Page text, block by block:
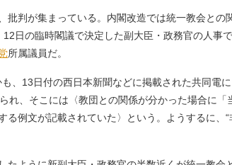
批判が集まっている。内閣改造では統一教会との
日の臨時閣議で決定した副大臣・政務官の人事
所属議員だ。
、13日付の西日本新聞などに掲載された共同電
れ、そこには〈教団との関係が分かった場合に「
例文が記載されていた〉という。ようするに、